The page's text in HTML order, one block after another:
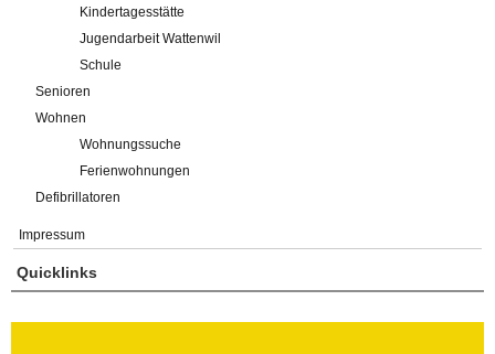
Kindertagesstätte
Jugendarbeit Wattenwil
Schule
Senioren
Wohnen
Wohnungssuche
Ferienwohnungen
Defibrillatoren
Impressum
Quicklinks